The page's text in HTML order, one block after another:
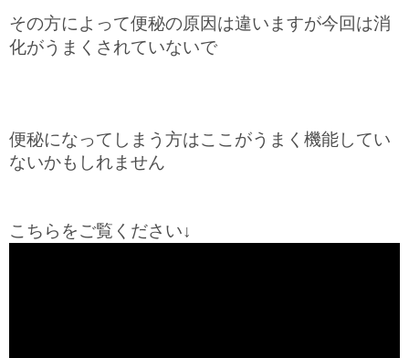
その方によって便秘の原因は違いますが今回は消
化がうまくされていないで
便秘になってしまう方はここがうまく機能してい
ないかもしれません
こちらをご覧ください↓